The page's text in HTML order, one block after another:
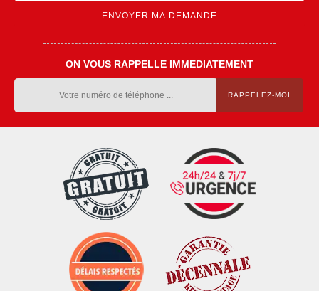
ON VOUS RAPPELLE IMMEDIATEMENT